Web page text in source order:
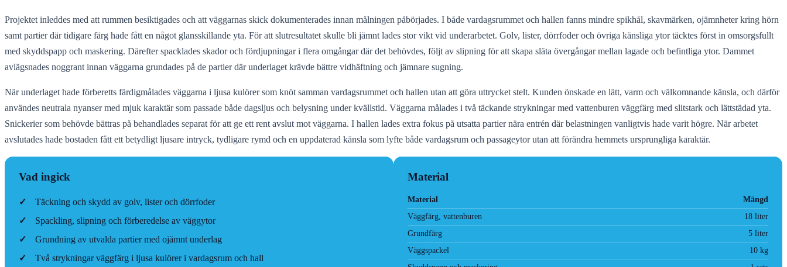
Projektet inleddes med att rummen besiktigades och att väggarnas skick dokumenterades innan målningen påbörjades. I både vardagsrummet och hallen fanns mindre spikhål, skavmärken, ojämnheter kring hörn
samt partier där tidigare färg hade fått en något glansskillande yta. För att slutresultatet skulle bli jämnt lades stor vikt vid underarbetet. Golv, lister, dörrfoder och övriga känsliga ytor täcktes först in omsorgsfullt
med skyddspapp och maskering. Därefter spacklades skador och fördjupningar i flera omgångar där det behövdes, följt av slipning för att skapa släta övergångar mellan lagade och befintliga ytor. Dammet
avlägsnades noggrant innan väggarna grundades på de partier där underlaget krävde bättre vidhäftning och jämnare sugning.
När underlaget hade förberetts färdigmålades väggarna i ljusa kulörer som knöt samman vardagsrummet och hallen utan att göra uttrycket stelt. Kunden önskade en lätt, varm och välkomnande känsla, och därför
användes neutrala nyanser med mjuk karaktär som passade både dagsljus och belysning under kvällstid. Väggarna målades i två täckande strykningar med vattenburen väggfärg med slitstark och lättstädad yta.
Snickerier som behövde bättras på behandlades separat för att ge ett rent avslut mot väggarna. I hallen lades extra fokus på utsatta partier nära entrén där belastningen vanligtvis hade varit högre. När arbetet
avslutades hade bostaden fått ett betydligt ljusare intryck, tydligare rymd och en uppdaterad känsla som lyfte både vardagsrum och passageytor utan att förändra hemmets ursprungliga karaktär.
Vad ingick
✓
Täckning och skydd av golv, lister och dörrfoder
✓
Spackling, slipning och förberedelse av väggytor
✓
Grundning av utvalda partier med ojämnt underlag
✓
Två strykningar väggfärg i ljusa kulörer i vardagsrum och hall
Material
Material
Mängd
Väggfärg, vattenburen
18 liter
Grundfärg
5 liter
Väggspackel
10 kg